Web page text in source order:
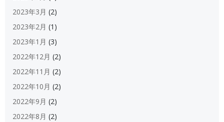
2023年3月 (2)
2023年2月 (1)
2023年1月 (3)
2022年12月 (2)
2022年11月 (2)
2022年10月 (2)
2022年9月 (2)
2022年8月 (2)